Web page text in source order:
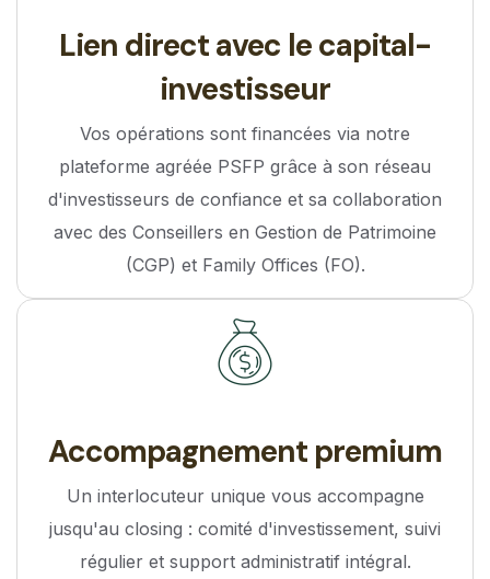
Lien direct avec le capital-
investisseur
Vos opérations sont financées via notre
plateforme agréée PSFP grâce à son réseau
d'investisseurs de confiance et sa collaboration
avec des Conseillers en Gestion de Patrimoine
(CGP) et Family Offices (FO).
Accompagnement premium
Un interlocuteur unique vous accompagne
jusqu'au closing : comité d'investissement, suivi
régulier et support administratif intégral.